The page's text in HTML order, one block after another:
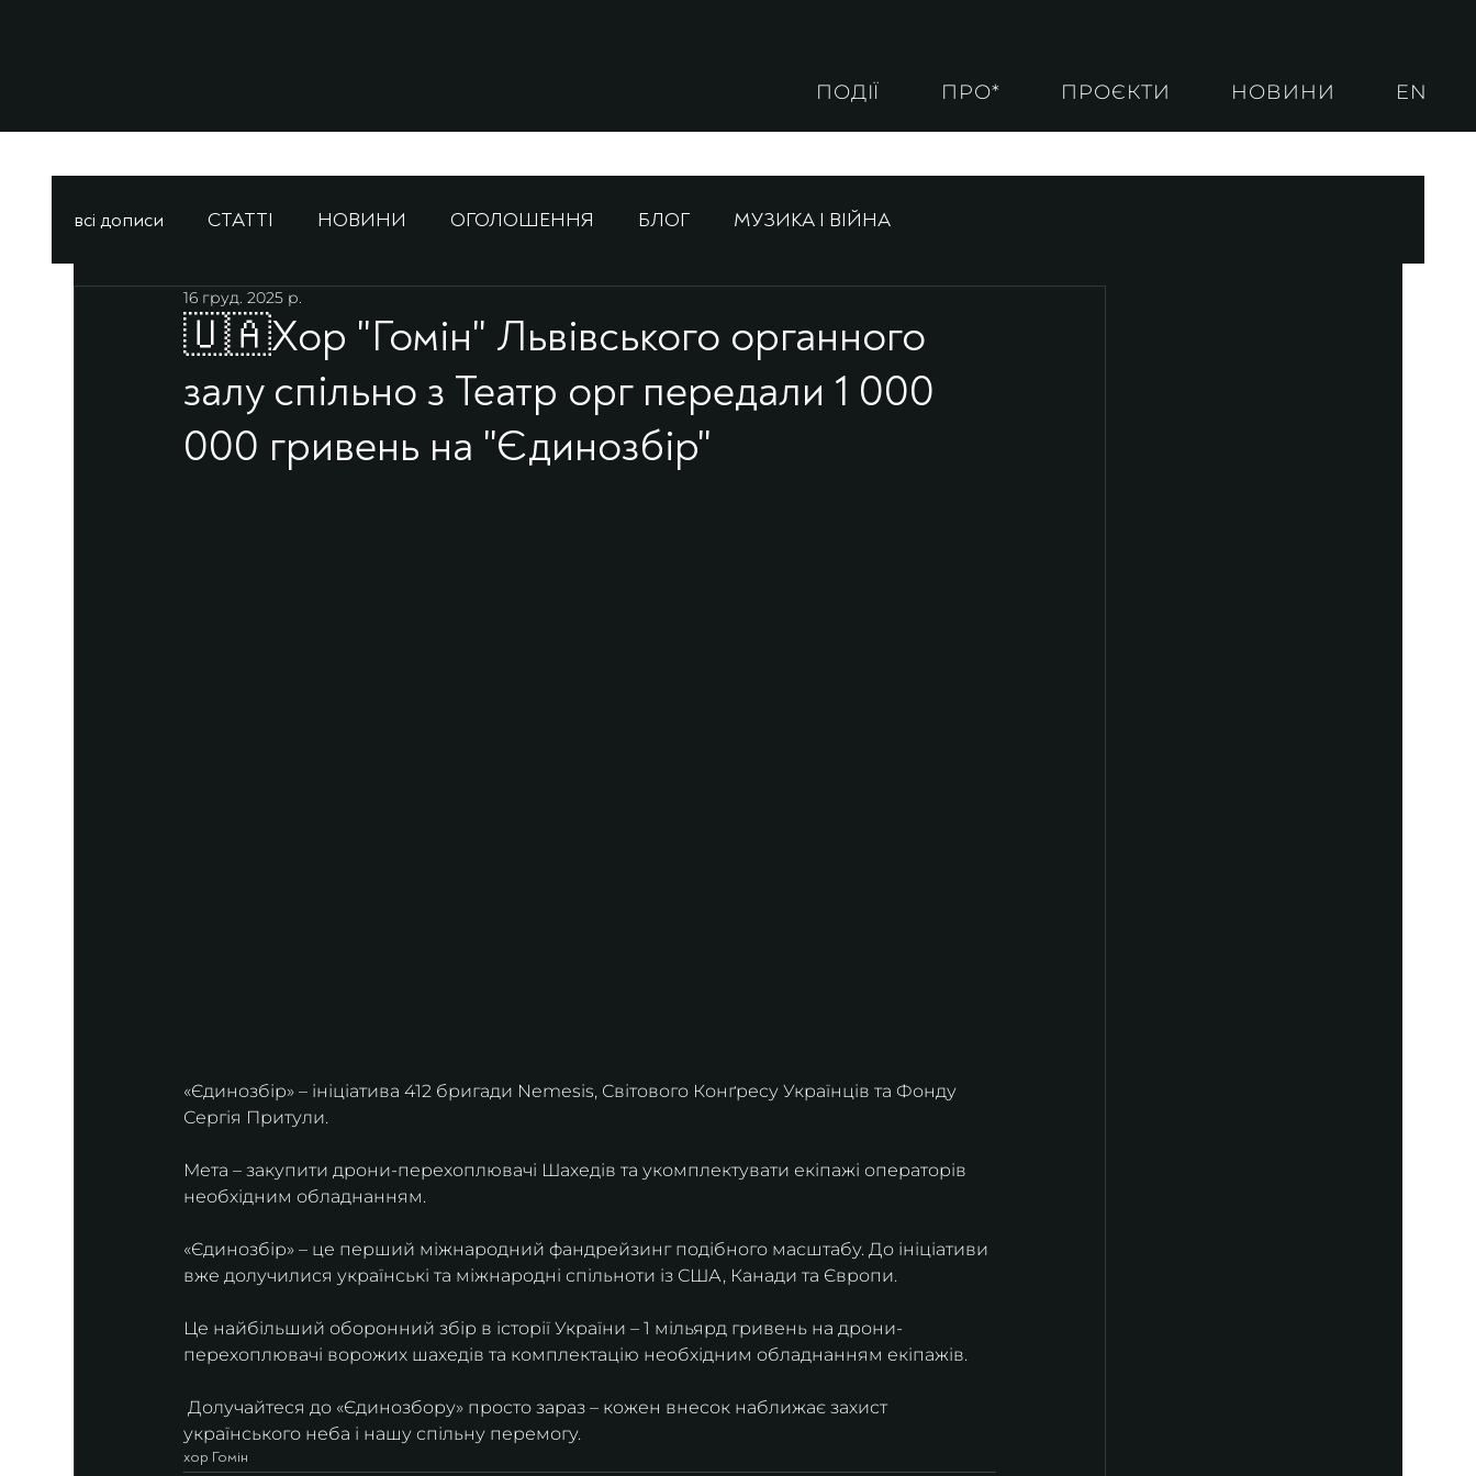
ПОДІЇ ПРО* ПРОЄКТИ НОВИНИ EN
всі дописи СТАТТІ НОВИНИ ОГОЛОШЕННЯ БЛОГ МУЗИКА І ВІЙНА
🇺🇦Хор "Гомін" Львівського органного
залу спільно з Театр орг передали 1 000
000 гривень на "Єдинозбір"
16 груд. 2025 р.
«Єдинозбір» – ініціатива 412 бригади Nemesis, Світового Конґресу Українців та Фонду
Сергія Притули.
Мета – закупити дрони-перехоплювачі Шахедів та укомплектувати екіпажі операторів
необхідним обладнанням.
«Єдинозбір» – це перший міжнародний фандрейзинг подібного масштабу. До ініціативи
вже долучилися українські та міжнародні спільноти із США, Канади та Європи.
Це найбільший оборонний збір в історії України – 1 мільярд гривень на дрони-
перехоплювачі ворожих шахедів та комплектацію необхідним обладнанням екіпажів.
Долучайтеся до «Єдинозбору» просто зараз – кожен внесок наближає захист
українського неба і нашу спільну перемогу.
хор Гомін